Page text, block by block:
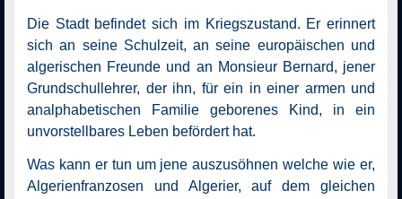
Die Stadt befindet sich im Kriegszustand. Er erinnert
sich an seine Schulzeit, an seine europäischen und
algerischen Freunde und an Monsieur Bernard, jener
Grundschullehrer, der ihn, für ein in einer armen und
analphabetischen Familie geborenes Kind, in ein
unvorstellbares Leben befördert hat.
Was kann er tun um jene auszusöhnen welche wie er,
Algerienfranzosen und Algerier, auf dem gleichen